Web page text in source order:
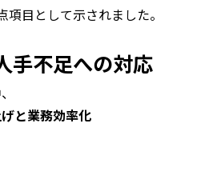
目として示されました。
手不足への対応
と業務効率化